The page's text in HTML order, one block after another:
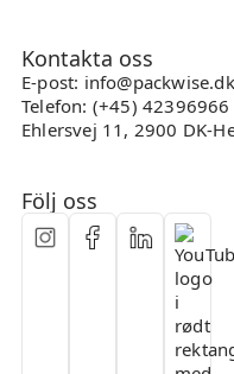
Kontakta oss
E-post: info@packwise.dk
Telefon: (+45) 42396966
Ehlersvej 11, 2900 DK-
Följ oss